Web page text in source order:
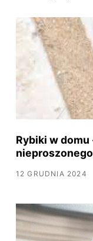
Rybiki w
12 GRUDNIA 2024